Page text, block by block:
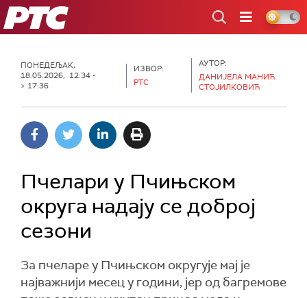
РТС
ПОНЕДЕЉАК,
18.05.2026, 12:34 -
> 17:36
ИЗВОР:
РТС
АУТОР:
ДАНИЈЕЛА МАНИЋ
СТОЈИЛКОВИЋ
Пчелари у Пчињском
округа надају се доброј
сезони
За пчеларе у Пчињском округује мај је
најважнији месец у години, јер од багремове